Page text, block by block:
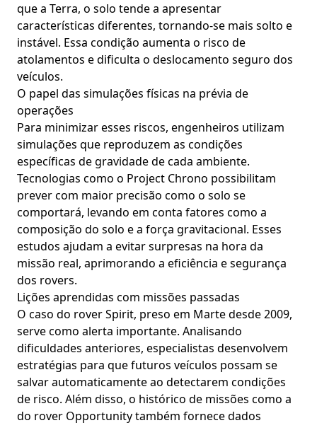
que a Terra, o solo tende a apresentar
características diferentes, tornando-se mais solto e
instável. Essa condição aumenta o risco de
atolamentos e dificulta o deslocamento seguro dos
veículos.
O papel das simulações físicas na prévia de
operações
Para minimizar esses riscos, engenheiros utilizam
simulações que reproduzem as condições
específicas de gravidade de cada ambiente.
Tecnologias como o Project Chrono possibilitam
prever com maior precisão como o solo se
comportará, levando em conta fatores como a
composição do solo e a força gravitacional. Esses
estudos ajudam a evitar surpresas na hora da
missão real, aprimorando a eficiência e segurança
dos rovers.
Lições aprendidas com missões passadas
O caso do rover Spirit, preso em Marte desde 2009,
serve como alerta importante. Analisando
dificuldades anteriores, especialistas desenvolvem
estratégias para que futuros veículos possam se
salvar automaticamente ao detectarem condições
de risco. Além disso, o histórico de missões como a
do rover Opportunity também fornece dados